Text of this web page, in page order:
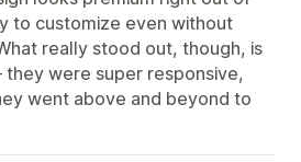
to customize even without
really stood out, though, is
were super responsive,
went above and beyond to